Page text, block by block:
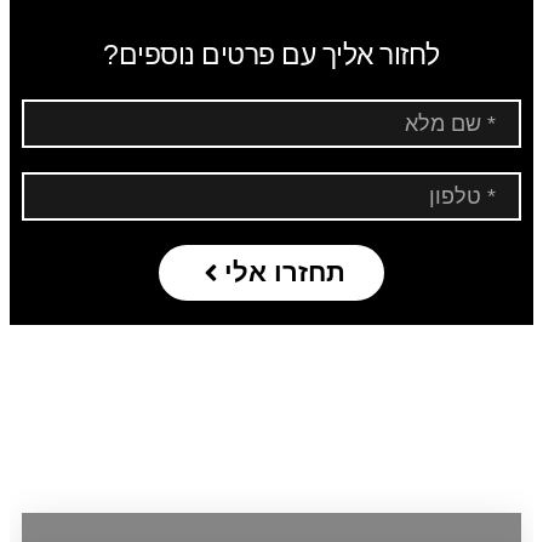
לחזור אליך עם פרטים נוספים?
תחזרו אלי